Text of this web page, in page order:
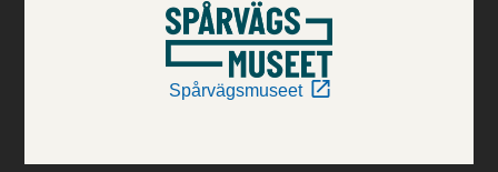
Spårvägsmuseet